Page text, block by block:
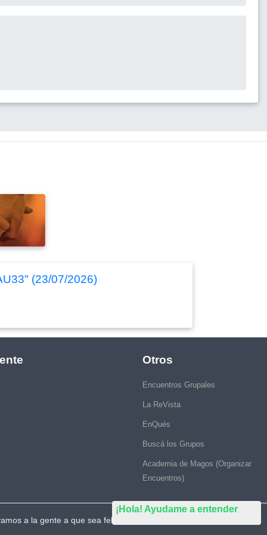
¡Hola! Ayudame a entender
(23/07/2026)
Otros
Encuentros Grupales
La ReVista
EnQués
Buscá los Grupos
Academia de Magos (Organizar
Encuentros)
a la gente a que sea feliz."